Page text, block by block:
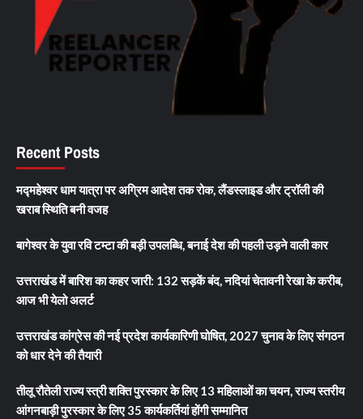
Recent Posts
मद्महेश्वर धाम यात्रा पर अग्रिम आदेश तक रोक, लैंडस्लाइड और ट्रॉली की
खराब स्थिति बनी वजह
बागेश्वर के युवा रवि टम्टा की बड़ी उपलब्धि, बनाई देश की पहली उड़ने वाली कार
उत्तराखंड में बारिश का कहर जारी: 132 सड़कें बंद, नदियां चेतावनी रेखा के करीब,
आज भी येलो अलर्ट
उत्तराखंड कांग्रेस की नई प्रदेश कार्यकारिणी घोषित, 2027 चुनाव के लिए संगठन
को धार देने की तैयारी
तीलू रौतेली राज्य स्त्री शक्ति पुरस्कार के लिए 13 महिलाओं का चयन, राज्य स्तरीय
आंगनबाड़ी पुरस्कार के लिए 35 कार्यकर्तियां होंगी सम्मानित